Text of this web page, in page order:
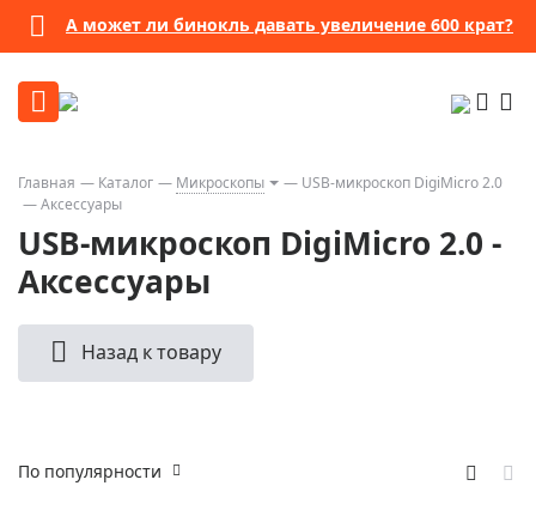
А может ли бинокль давать увеличение 600 крат?
Главная Каталог Микроскопы
USB-микроскоп DigiMicro 2.0
Аксессуары
USB-микроскоп DigiMicro 2.0 -
Аксессуары
Назад к товару
По популярности